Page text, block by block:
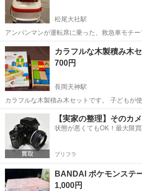
松尾大社駅
アンパンマンが運転席に乗った、救急車モチ
です。 - キャラクター: アンパンマン - 仕様: 救急車型 ご覧いただきあ
りがとうございます。 ボタン2つほ押すとアンパンマンのセリフと、
救急車の音...
京都 京都市 松尾大社駅 おもちゃ
カラフルな木製積み木
700円
長岡天神駅
カラフルな木製積み木セットです。 子どもが使用していたものですの
で、多少の汚れや細かい傷はありますが、私
的きれいな状態だと思います。 確認したところ欠品はないようです
が、同じサイズの別の積み木セット...
京都 長岡京市 長岡天神駅
【実家の整理】そのカ
状態が悪くてもOK！最大限
プリフラ
BANDAI ポケモンステ
1,000円